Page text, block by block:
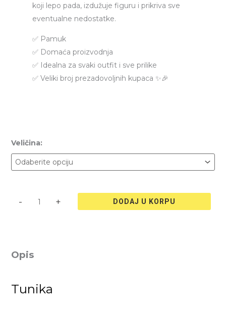
koji lepo pada, izdužuje figuru i prikriva sve
eventualne nedostatke.
✅ Pamuk
✅ Domaća proizvodnja
✅ Idealna za svaki outfit i sve prilike
✅ Veliki broj prezadovoljnih kupaca ✨🎉
Veličina:
- + DODAJ U KORPU
Opis
Tunika